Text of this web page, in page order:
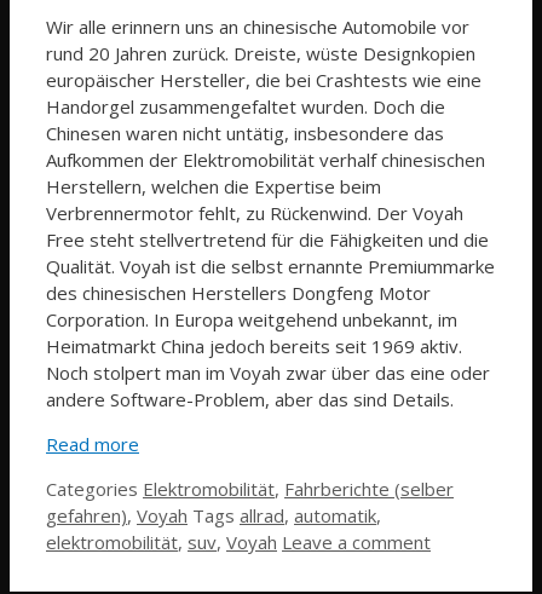
Wir alle erinnern uns an chinesische Automobile vor
rund 20 Jahren zurück. Dreiste, wüste Designkopien
europäischer Hersteller, die bei Crashtests wie eine
Handorgel zusammengefaltet wurden. Doch die
Chinesen waren nicht untätig, insbesondere das
Aufkommen der Elektromobilität verhalf chinesischen
Herstellern, welchen die Expertise beim
Verbrennermotor fehlt, zu Rückenwind. Der Voyah
Free steht stellvertretend für die Fähigkeiten und die
Qualität. Voyah ist die selbst ernannte Premiummarke
des chinesischen Herstellers Dongfeng Motor
Corporation. In Europa weitgehend unbekannt, im
Heimatmarkt China jedoch bereits seit 1969 aktiv.
Noch stolpert man im Voyah zwar über das eine oder
andere Software-Problem, aber das sind Details.
Read more
Categories Elektromobilität, Fahrberichte (selber
gefahren), Voyah Tags allrad, automatik,
elektromobilität, suv, Voyah Leave a comment